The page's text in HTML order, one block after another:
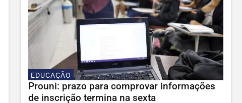
EDUCAÇÃO
Prouni: prazo para comprovar informações
de inscrição termina na sexta